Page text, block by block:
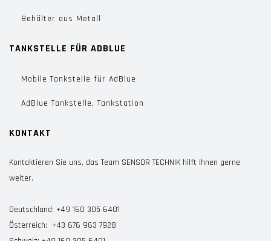
Behälter aus Metall
TANKSTELLE FÜR ADBLUE
Mobile Tankstelle für AdBlue
AdBlue Tankstelle, Tankstation
KONTAKT
Kontaktieren Sie uns, das Team SENSOR TECHNIK hilft Ihnen gerne
weiter.
Deutschland: +49 160 305 6401
Österreich: +43 676 963 7928